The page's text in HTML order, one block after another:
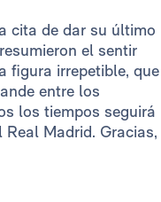
cita de dar su último
el sentir
figura irrepetible, que
entre los
los tiempos seguirá
Madrid. Gracias,